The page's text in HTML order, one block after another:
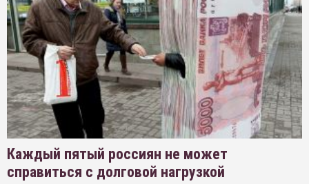
Каждый пятый россиян не может
справиться с долговой нагрузкой